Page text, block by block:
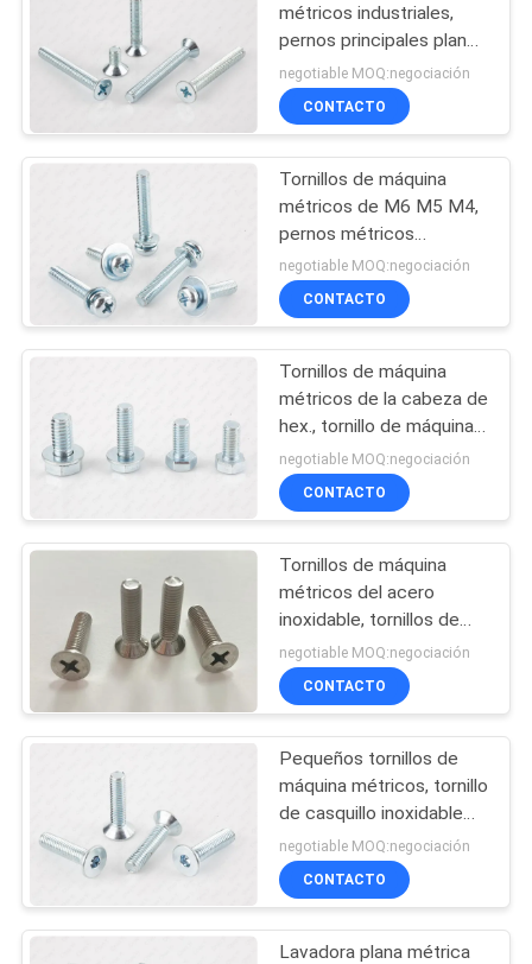
CALIDAD
ÉNTRENOS
EN
CONTACTO
NOTICIAS
UNA
CITA
MAPA
SITIO
PRIVACY
POLICY
métricos industriales,
pernos principales planos
métricos avellanados
negotiable MOQ:negociación
CONTACTO
Tornillos de máquina
métricos de M6 M5 M4,
pernos métricos
combinados de la
cabeza de la cacerola de
Sems
negotiable MOQ:negociación
CONTACTO
Tornillos de máquina
métricos de la cabeza de
hex., tornillo de máquina
combinado de Sems
negotiable MOQ:negociación
CONTACTO
Tornillos de máquina
métricos del acero
inoxidable, tornillos de
máquina principales
planos del M3 M4
negotiable MOQ:negociación
CONTACTO
Pequeños tornillos de
máquina métricos, tornillo
de casquillo inoxidable
del zócalo de la cabeza
del plano de acero
negotiable MOQ:negociación
CONTACTO
Lavadora plana métrica